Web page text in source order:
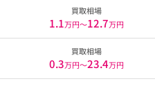
買取相場
1.1万円〜12.7万円
買取相場
0.3万円〜23.4万円